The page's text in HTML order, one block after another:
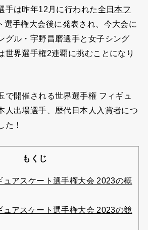
手は昨年12月に行われた全日本フ
選手権大会後に発表され、今大会に
グル・宇野昌磨選手と女子シング
世界選手権2連覇に挑むことになり
で開催される世界選手権 フィギュ
人出場選手、歴代日本人入賞者につ
た！
もくじ
ュアスケート選手権大会 2023の概
ュアスケート選手権大会 2023の競